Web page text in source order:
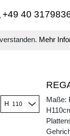
Mehr
+49 40
H
Maße: